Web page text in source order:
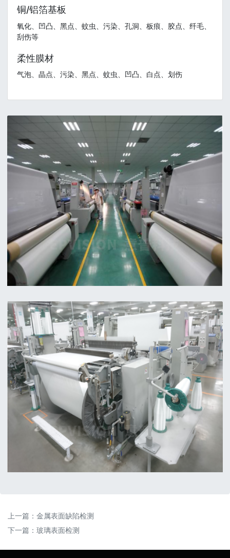
铜/铝箔基板
氧化、凹凸、黑点、蚊虫、污染、孔洞、板痕、胶点、纤毛、
刮伤等
柔性膜材
气泡、晶点、污染、黑点、蚊虫、凹凸、白点、划伤
上一篇： 金属表面缺陷检测
下一篇： 玻璃表面检测